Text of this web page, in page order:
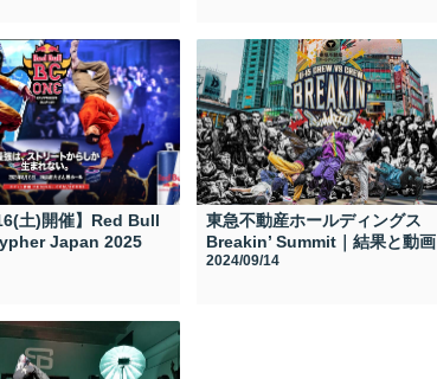
土)開催】Red Bull
Japan 2025
東急不動産ホールディングス
Breakin’ Summit｜結果と動画
2024/09/14